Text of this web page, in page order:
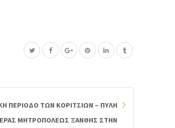
ΠΕΡΙΟΔΟ ΤΩΝ ΚΟΡΙΤΣΙΩΝ – ΠΥΛΗ
ΜΗΤΡΟΠΟΛΕΩΣ ΞΑΝΘΗΣ ΣΤΗΝ